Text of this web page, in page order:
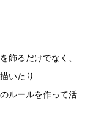
飾るだけでなく、
いたり
ルールを作って活